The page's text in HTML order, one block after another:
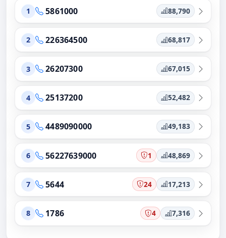
1 5861000 88,790
2 226364500 68,817
3 26207300 67,015
4 25137200 52,482
5 4489090000 49,183
6 56227639000 1 48,869
7 5644 24 17,213
8 1786 4 7,316